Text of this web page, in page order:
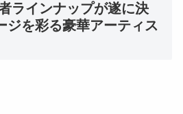
ラインナップが遂に決
ジを彩る豪華アーティス